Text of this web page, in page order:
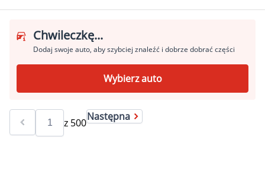
Chwileczkę...
Dodaj swoje auto, aby szybciej znaleźć i dobrze dobrać części
Wybierz auto
z 500Następna